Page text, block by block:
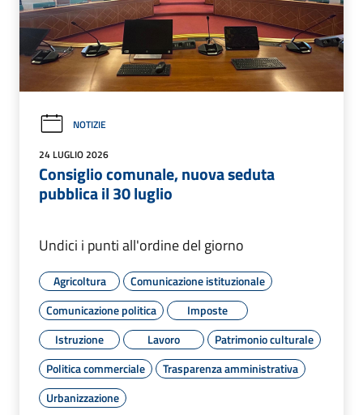
NOTIZIE
24 LUGLIO 2026
Consiglio comunale, nuova seduta
pubblica il 30 luglio
Undici i punti all'ordine del giorno
Agricoltura
Comunicazione istituzionale
Comunicazione politica
Imposte
Istruzione
Lavoro
Patrimonio culturale
Politica commerciale
Trasparenza amministrativa
Urbanizzazione